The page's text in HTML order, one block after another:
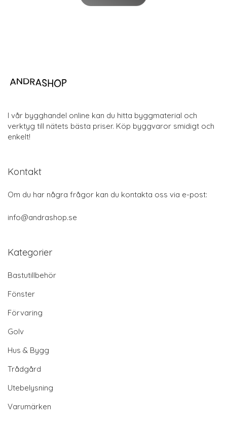
I vår bygghandel online kan du hitta byggmaterial och
verktyg till nätets bästa priser. Köp byggvaror smidigt och
enkelt!
Kontakt
Om du har några frågor kan du kontakta oss via e-post:
info@andrashop.se
Kategorier
Bastutillbehör
Fönster
Förvaring
Golv
Hus & Bygg
Trådgård
Utebelysning
Varumärken